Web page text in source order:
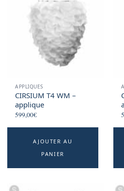
APPLIQUES
CIRSIUM T4 WM –
applique
599,00€
AJOUTER AU
PANIER